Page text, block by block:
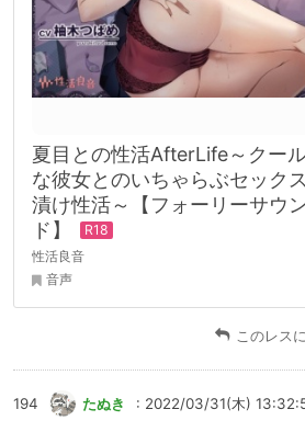
夏目との性活AfterLife～クー
な彼女とのいちゃらぶセックス
漬け性活～【フォーリーサウ
ド】
性活良音
音声
このレス
194 たぬき : 2022/03/31(木)